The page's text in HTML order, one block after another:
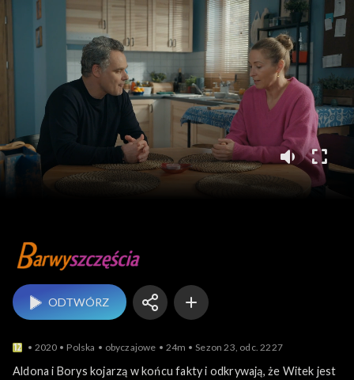
Barwy szczęścia
ODTWÓRZ
2020 Polska obyczajowe 24m Sezon 23, odc. 2227
Aldona i Borys kojarzą w końcu fakty i odkrywają, że Witek jest